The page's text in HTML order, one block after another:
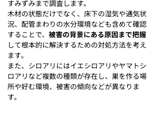
すみずみまで調査します。
木材の状態だけでなく、床下の湿気や通気状
況、配管まわりの水分環境なども含めて確認
することで、 被害の背景にある原因まで把握
して根本的に解決するための対処方法を考え
ます。
また、シロアリにはイエシロアリやヤマトシ
ロアリなど複数の種類が存在し、巣を作る場
所や好む環境、被害の傾向などが異なりま
す。